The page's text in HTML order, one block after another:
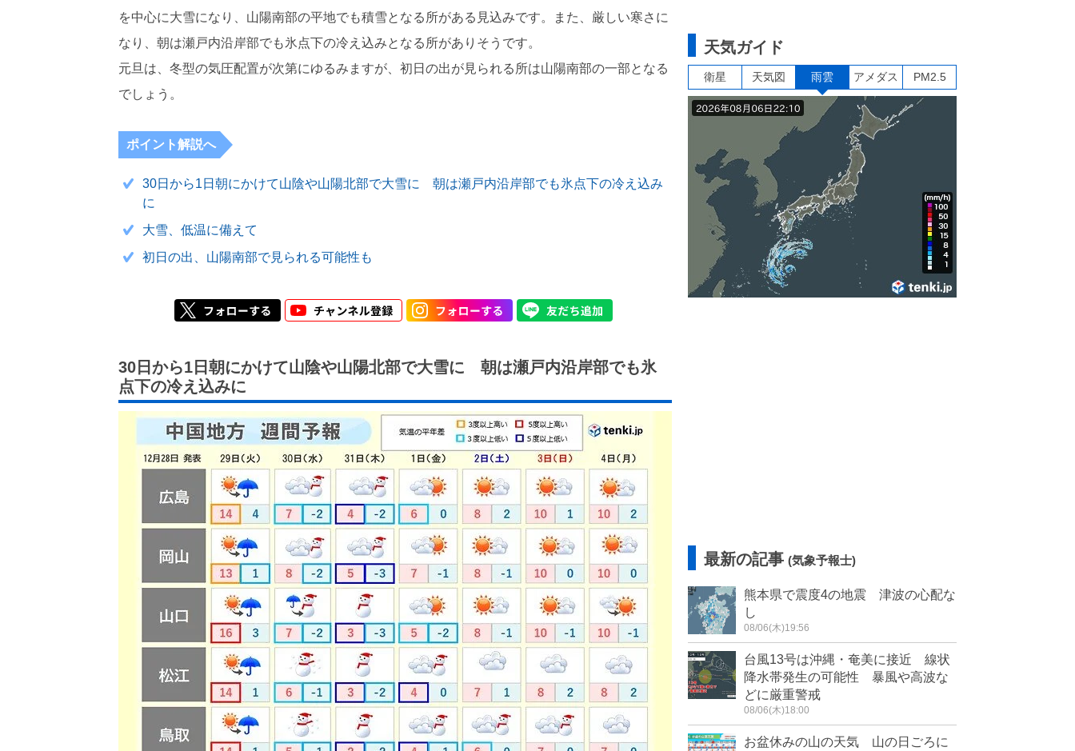
を中心に大雪になり、山陽南部の平地でも積雪となる所がある見込みです。また、厳しい寒さに
なり、朝は瀬戸内沿岸部でも氷点下の冷え込みとなる所がありそうです。
元旦は、冬型の気圧配置が次第にゆるみますが、初日の出が見られる所は山陽南部の一部となる
でしょう。
ポイント解説へ
30日から1日朝にかけて山陰や山陽北部で大雪に 朝は瀬戸内沿岸部でも氷点下の冷え込み
に
大雪、低温に備えて
初日の出、山陽南部で見られる可能性も
30日から1日朝にかけて山陰や山陽北部で大雪に 朝は瀬戸内沿岸部でも氷
点下の冷え込みに
天気ガイド
衛星 天気図 雨雲 アメダス PM2.5
最新の記事 (気象予報士)
熊本県で震度4の地震 津波の心配な
し
08/06(木)19:56
台風13号は沖縄・奄美に接近 線状
降水帯発生の可能性 暴風や高波な
どに厳重警戒
08/06(木)18:00
お盆休みの山の天気 山の日ごろに